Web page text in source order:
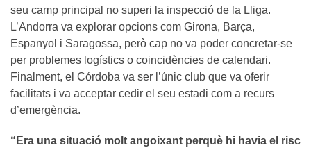
seu camp principal no superi la inspecció de la Lliga.
L’Andorra va explorar opcions com Girona, Barça,
Espanyol i Saragossa, però cap no va poder concretar-se
per problemes logístics o coincidències de calendari.
Finalment, el Córdoba va ser l’únic club que va oferir
facilitats i va acceptar cedir el seu estadi com a recurs
d’emergència.
“Era una situació molt angoixant perquè hi havia el risc